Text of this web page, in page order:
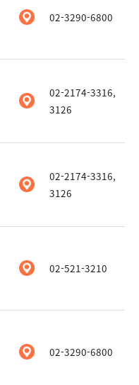
02-3290-6800
02-2174-3316,
3126
02-2174-3316,
3126
02-521-3210
02-3290-6800